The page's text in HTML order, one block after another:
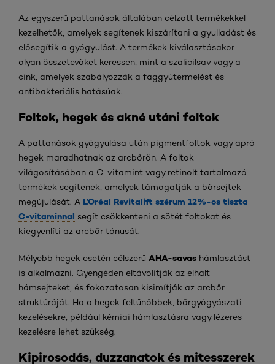
Az egyszerű pattanások általában célzott termékekkel
kezelhetők, amelyek segítenek kiszárítani a gyulladást és
elősegítik a gyógyulást. A termékek kiválasztásakor
olyan összetevőket keressen, mint a szalicilsav vagy a
cink, amelyek szabályozzák a faggyútermelést és
antibakteriális hatásúak.
Foltok, hegek és akné utáni foltok
A pattanások gyógyulása után pigmentfoltok vagy apró
hegek maradhatnak az arcbőrön. A foltok
világosításában a C-vitamint vagy retinolt tartalmazó
termékek segítenek, amelyek támogatják a bőrsejtek
megújulását. A L’Oréal Revitalift szérum 12%-os tiszta
C-vitaminnal segít csökkenteni a sötét foltokat és
kiegyenlíti az arcbőr tónusát.
Mélyebb hegek esetén célszerű AHA-savas hámlasztást
is alkalmazni. Gyengéden eltávolítják az elhalt
hámsejteket, és fokozatosan kisimítják az arcbőr
struktúráját. Ha a hegek feltűnőbbek, bőrgyógyászati
kezelésekre, például kémiai hámlasztásra vagy lézeres
kezelésre lehet szükség.
Kipirosodás, duzzanatok és mitesszerek